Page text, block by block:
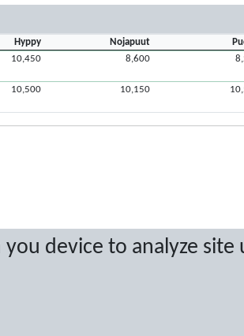
device to analyze
Hyppy Nojapuut
10,450 8,600
10,500 10,150
No copying or redistribution allowed without